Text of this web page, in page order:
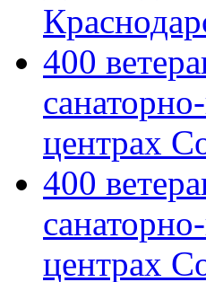
400
центрах
400
центрах